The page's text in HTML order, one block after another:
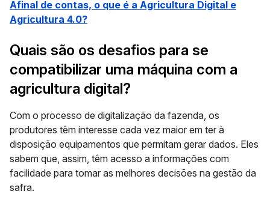
Afinal de contas, o que é a Agricultura Digital e
Agricultura 4.0?
Quais são os desafios para se
compatibilizar uma máquina com a
agricultura digital?
Com o processo de digitalização da fazenda, os
produtores têm interesse cada vez maior em ter à
disposição equipamentos que permitam gerar dados. Eles
sabem que, assim, têm acesso a informações com
facilidade para tomar as melhores decisões na gestão da
safra.